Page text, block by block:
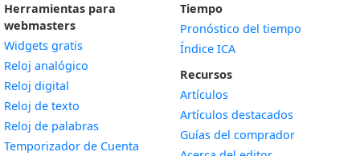
Herramientas para
webmasters
Widgets gratis
Reloj analógico
Reloj digital
Reloj de texto
Reloj de palabras
Temporizador de Cuenta
Tiempo
Pronóstico del tiempo
Índice ICA
Recursos
Artículos
Artículos destacados
Guías del comprador